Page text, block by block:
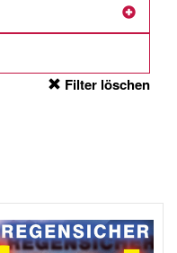
Filter löschen